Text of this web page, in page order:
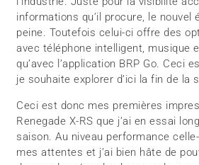
informations qu’il procure, le nouvel
peine. Toutefois celui-ci offre des
avec téléphone intelligent, musique
qu’avec l’application BRP Go. Ceci
je souhaite explorer d’ici la fin de la
Ceci est donc mes premières
Renegade X-RS que j’ai en essai
saison. Au niveau performance
mes attentes et j’ai bien hâte de